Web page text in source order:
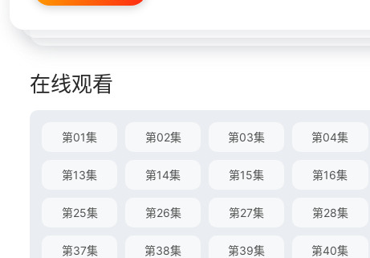
在线观看
第01集 第02集 第03集 第04集
第13集 第14集 第15集 第16集
第25集 第26集 第27集 第28集
第37集 第38集 第39集 第40集